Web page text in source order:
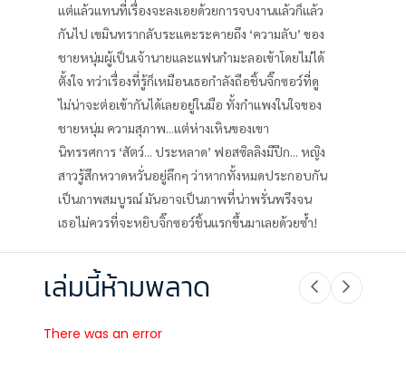
แต่แล้วแทนที่เรื่องจะลงเอยด้วยการจบงานแล้วก็แล้ว
กันไป เขมินทรากลับระแคะระคายถึง ‘ความลับ’ ของ
ชายหนุ่มผู้เป็นเจ้านายและแฟนกำมะลอเข้าโดยไม่ได้
ตั้งใจ ทว่าเรื่องที่รู้ก็เหมือนเธอกำลังถือชิ้นจิ๊กซอว์ที่ดู
ไม่น่าจะต่อเข้ากันได้เลยอยู่ในมือ ทั้งกำแพงในใจของ
ชายหนุ่ม ความสุภาพ...แต่ห่างเหินของเขา
นิทรรศการ ‘สัตว์... ประหลาด’ ฟอสซิลลิงมีปีก... หญิง
สาวรู้สึกหวาดหวั่นอยู่ลึกๆ ว่าหากทั้งหมดประกอบกัน
เป็นภาพสมบูรณ์ มันอาจเป็นภาพที่น่าพรั่นพรึงจน
เธอไม่ควรที่จะหยิบจิ๊กซอว์ชิ้นแรกขึ้นมาเลยด้วยซ้ำ!
เล่มนี้ห้ามพลาด
There was an error